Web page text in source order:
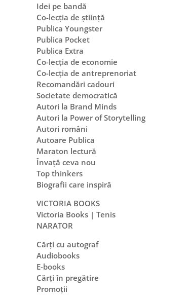
Idei pe bandă
Co-lecția de știință
Publica Youngster
Publica Pocket
Publica Extra
Co-lecția de economie
Co-lecția de antreprenoriat
Recomandări cadouri
Societate democratică
Autori la Brand Minds
Autori la Power of Storytelling
Autori români
Autoare Publica
Maraton lectură
Învață ceva nou
Top thinkers
Biografii care inspiră
VICTORIA BOOKS
Victoria Books | Tenis
NARATOR
Cărți cu autograf
Audiobooks
E-books
Cărți în pregătire
Promoții